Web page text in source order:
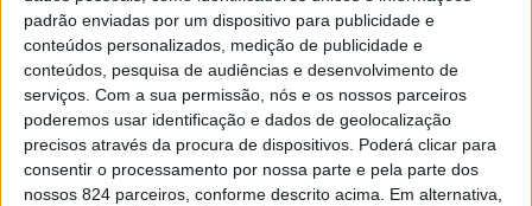
padrão enviadas por um dispositivo para publicidade e
conteúdos personalizados, medição de publicidade e
conteúdos, pesquisa de audiências e desenvolvimento de
serviços. Com a sua permissão, nós e os nossos parceiros
poderemos usar identificação e dados de geolocalização
precisos através da procura de dispositivos. Poderá clicar para
consentir o processamento por nossa parte e pela parte dos
nossos 824 parceiros, conforme descrito acima. Em alternativa,